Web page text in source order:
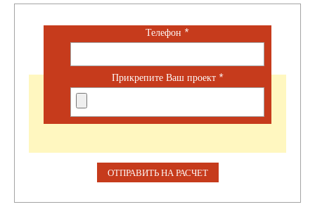
Телефон *
Прикрепите Ваш проект *